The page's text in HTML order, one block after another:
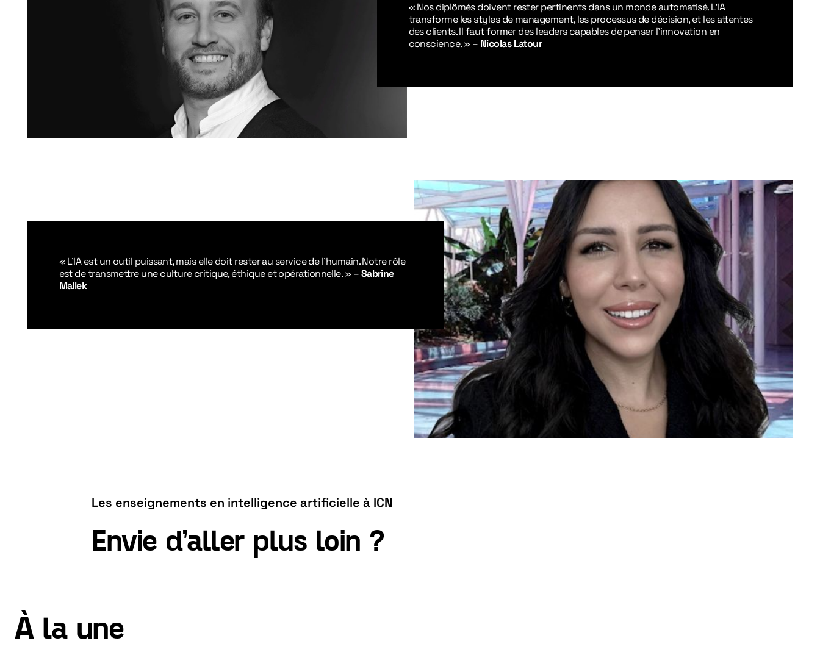
« Nos diplômés doivent rester pertinents dans un monde automatisé. L’IA
transforme les styles de management, les processus de décision, et les attentes
des clients. Il faut former des leaders capables de penser l’innovation en
conscience. » – Nicolas Latour
« L’IA est un outil puissant, mais elle doit rester au service de l’humain. Notre rôle
est de transmettre une culture critique, éthique et opérationnelle. » –Sabrine
Mallek
Les enseignements en intelligence artificielle à ICN
Envie d’aller plus loin ?
À la une